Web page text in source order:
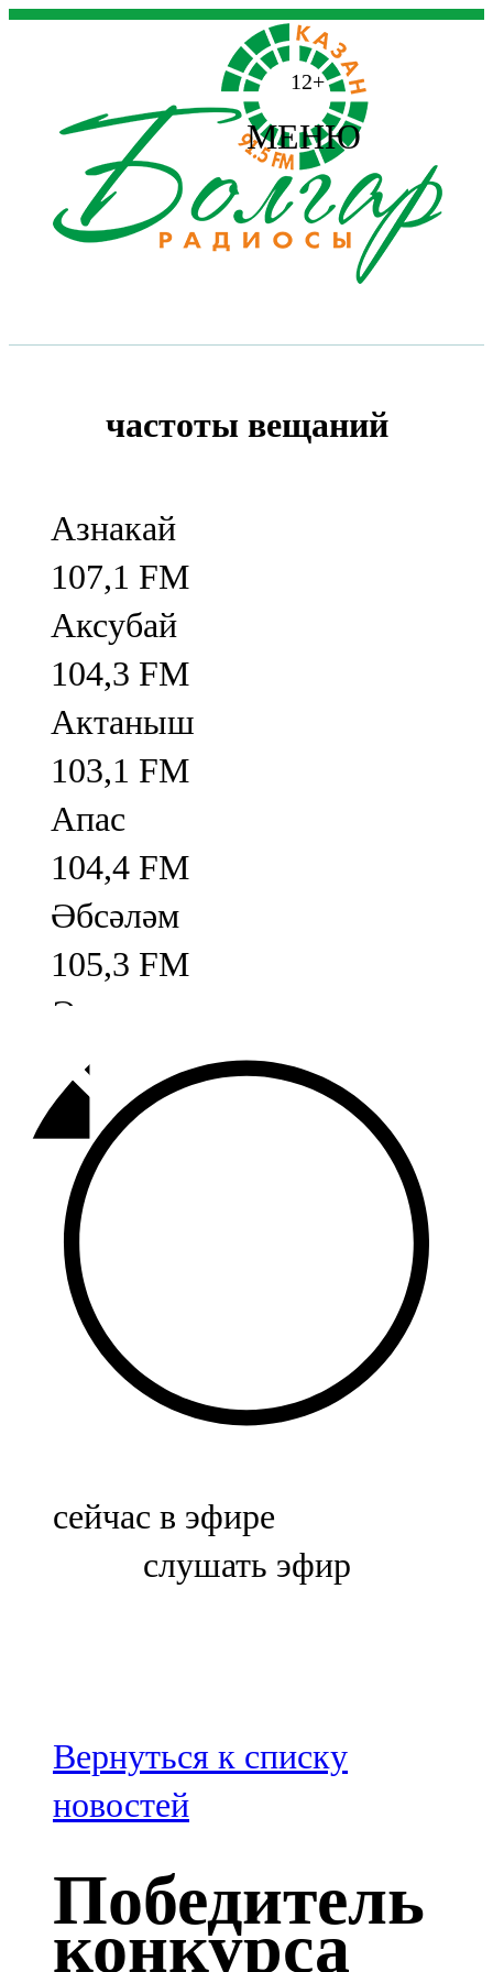
12+
МЕНЮ
частоты вещаний
Азнакай
107,1 FM
Аксубай
104,3 FM
Актаныш
103,1 FM
Апас
104,4 FM
Әбсәләм
105,3 FM
Әлмәт
92,9 FM
Базарлы матак
107,1 FM
Балык бистәсе
104,9 FM
Баулы
107,5 FM
Биләр
Болгар
100,3 FM
Зәй
106,6 FM
Кадыбаш
105,2 FM
сейчас в эфире
слушать эфир
Вернуться к списку
новостей
Победитель
конкурса